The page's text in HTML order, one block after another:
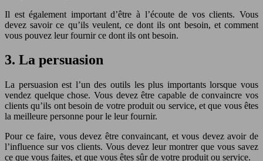
Il est également important d’être à l’écoute de vos clients. Vous
devez savoir ce qu’ils veulent, ce dont ils ont besoin, et comment
vous pouvez leur fournir ce dont ils ont besoin.
3. La persuasion
La persuasion est l’un des outils les plus importants lorsque vous
vendez quelque chose. Vous devez être capable de convaincre vos
clients qu’ils ont besoin de votre produit ou service, et que vous êtes
la meilleure personne pour le leur fournir.
Pour ce faire, vous devez être convaincant, et vous devez avoir de
l’influence sur vos clients. Vous devez leur montrer que vous savez
ce que vous faites, et que vous êtes sûr de votre produit ou service.